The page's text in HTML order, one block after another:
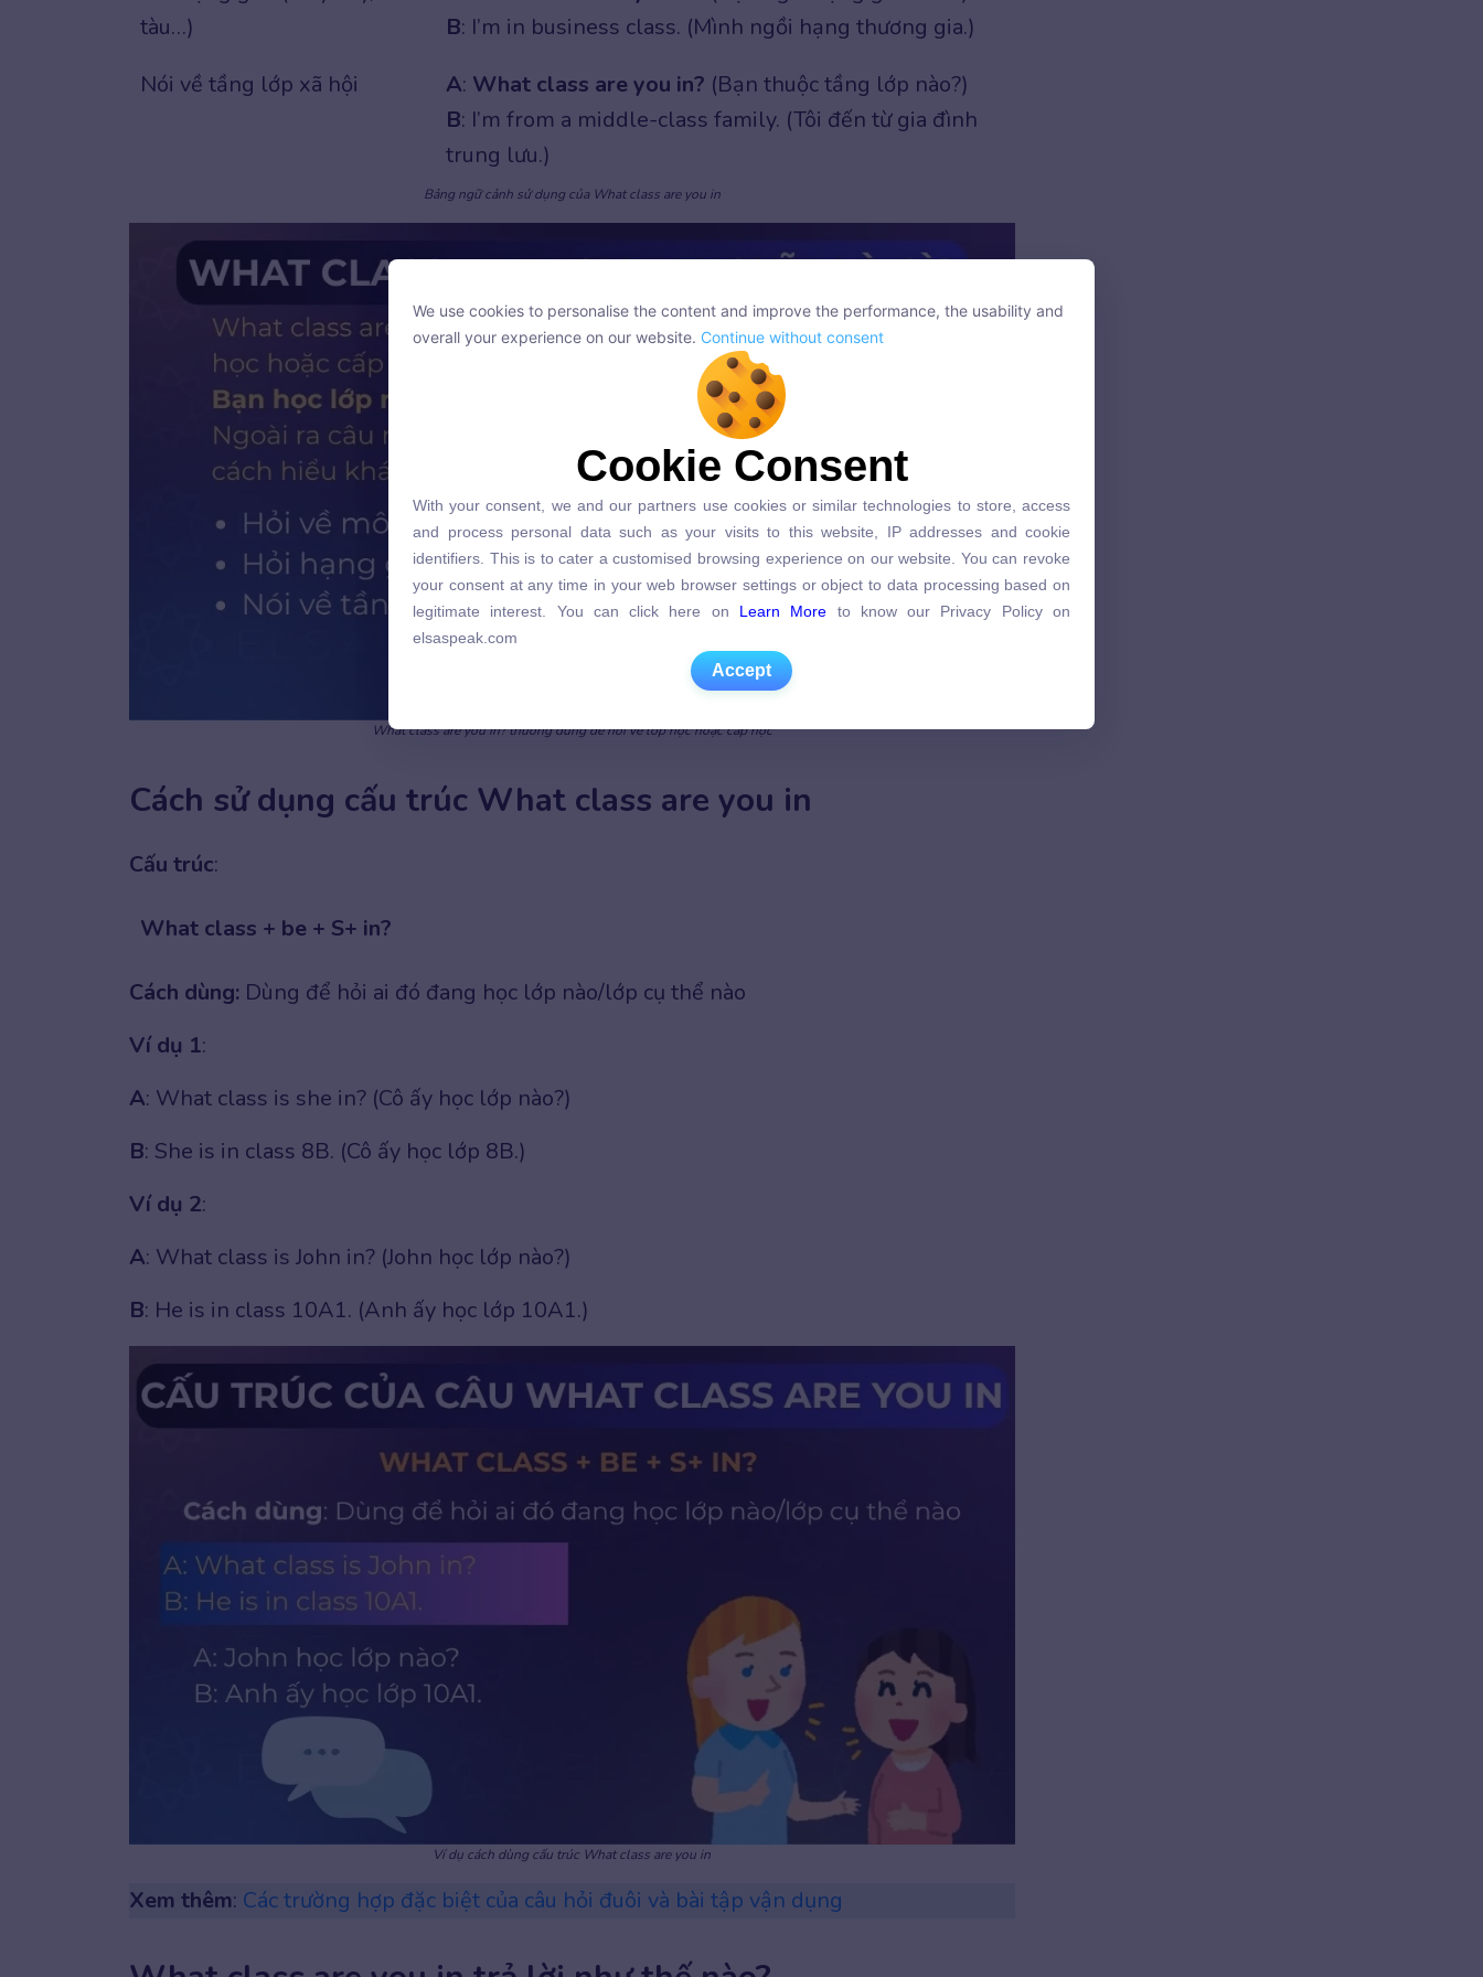
tàu…)
B: I’m in business class. (Mình ngồi hạng thương gia.)
Nói về tầng lớp xã hội
A: What class are you in? (Bạn thuộc tầng lớp nào?)
B: I’m from a middle-class family. (Tôi đến từ gia đình
trung lưu.)
Bảng ngữ cảnh sử dụng của What class are you in
What class are you in? thường dùng để hỏi về lớp học hoặc cấp học
Cách sử dụng cấu trúc What class are you in
Cấu trúc:
What class + be + S+ in?
Cách dùng: Dùng để hỏi ai đó đang học lớp nào/lớp cụ thể nào
Ví dụ 1:
A: What class is she in? (Cô ấy học lớp nào?)
B: She is in class 8B. (Cô ấy học lớp 8B.)
Ví dụ 2:
A: What class is John in? (John học lớp nào?)
B: He is in class 10A1. (Anh ấy học lớp 10A1.)
Ví dụ cách dùng cấu trúc What class are you in
Xem thêm: Các trường hợp đặc biệt của câu hỏi đuôi và bài tập vận dụng
We use cookies to personalise the content and improve the performance, the usability and
overall your experience on our website.
Continue without consent
Cookie Consent
and process personal data such as your visits to this website, IP addresses and cookie
identifiers. This is to cater a customised browsing experience on our website. You can revoke
your consent at any time in your web browser settings or object to data processing based on
legitimate interest. You can click here on
Learn More
to know our Privacy Policy on
elsaspeak.com
Accept
We use cookies to personalise the content and improve the performance, the usability and
overall your experience on our website. Continue without consent
Cookie Consent
With your consent, we and our partners use cookies or similar technologies to store, access
and process personal data such as your visits to this website, IP addresses and cookie
identifiers. This is to cater a customised browsing experience on our website. You can revoke
your consent at any time in your web browser settings or object to data processing based on
legitimate interest. You can click here on Learn More to know our Privacy Policy on
elsaspeak.com
Accept